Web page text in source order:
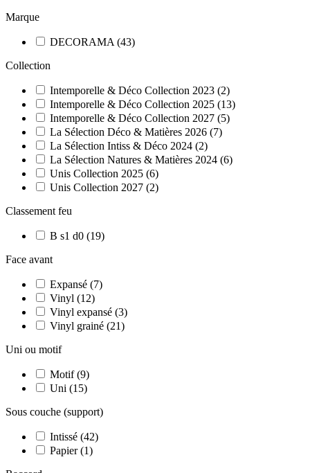
Marque
DECORAMA (43)
Collection
Intemporelle & Déco Collection 2023 (2)
Intemporelle & Déco Collection 2025 (13)
Intemporelle & Déco Collection 2027 (5)
La Sélection Déco & Matières 2026 (7)
La Sélection Intiss & Déco 2024 (2)
La Sélection Natures & Matières 2024 (6)
Unis Collection 2025 (6)
Unis Collection 2027 (2)
Classement feu
B s1 d0 (19)
Face avant
Expansé (7)
Vinyl (12)
Vinyl expansé (3)
Vinyl grainé (21)
Uni ou motif
Motif(9)
Uni (15)
Sous couche (support)
Intissé (42)
Papier(1)